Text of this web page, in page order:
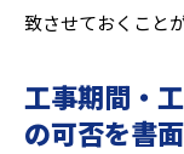
致させておくこと
工事期間・
の可否を書